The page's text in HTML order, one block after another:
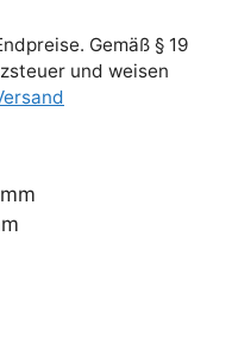
Gemäß § 19
und weisen